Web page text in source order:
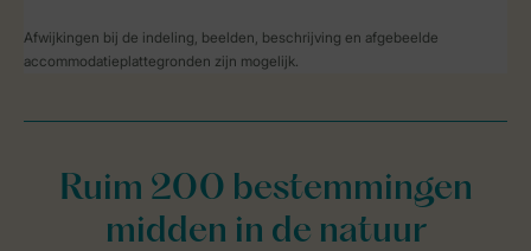
Afwijkingen bij de indeling, beelden, beschrijving en afgebeelde
accommodatieplattegronden zijn mogelijk.
Ruim 200 bestemmingen
midden in de natuur